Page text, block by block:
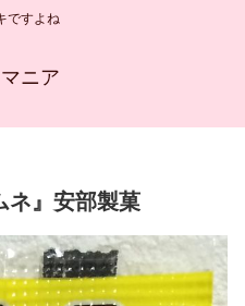
ですよね
ニア
ネ』安部製菓